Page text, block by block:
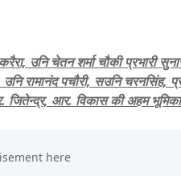
उनि चेतन शर्मा चौकी प्रभारी
उनि रामानंद पचौरी, सउनि
जितेन्द्र, आर. विकास की अहम